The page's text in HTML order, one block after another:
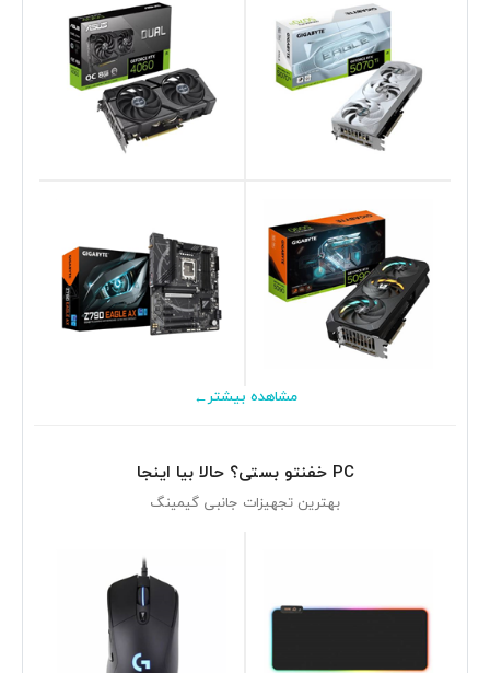
مشاهده بیشتر←
PC خفنتو بستی؟ حالا بیا اینجا
بهترین تجهیزات جانبی گیمینگ